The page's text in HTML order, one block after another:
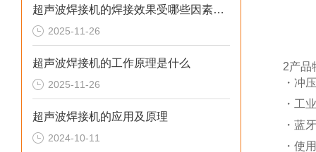
超声波焊接机的焊接效果受哪些因素影响
2025-11-26
超声波焊接机的工作原理是什么
2025-11-26
超声波焊接机的应用及原理
2024-10-11
2产品
・冲
・工
・蓝
・使